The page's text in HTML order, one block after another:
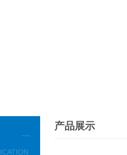
产品展示